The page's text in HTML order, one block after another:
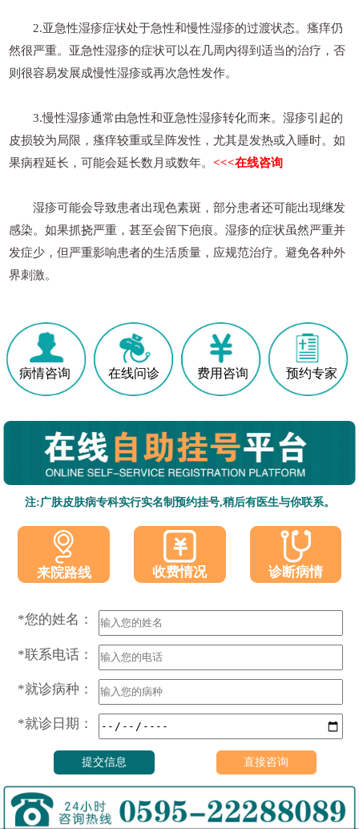
2.亚急性湿疹症状处于急性和慢性湿疹的过渡状态。瘙痒仍
然很严重。亚急性湿疹的症状可以在几周内得到适当的治疗，否
则很容易发展成慢性湿疹或再次急性发作。
3.慢性湿疹通常由急性和亚急性湿疹转化而来。湿疹引起的
皮损较为局限，瘙痒较重或呈阵发性，尤其是发热或入睡时。如
果病程延长，可能会延长数月或数年。<<<在线咨询
湿疹可能会导致患者出现色素斑，部分患者还可能出现继发
感染。如果抓挠严重，甚至会留下疤痕。湿疹的症状虽然严重并
发症少，但严重影响患者的生活质量，应规范治疗。避免各种外
界刺激。
病情咨询 在线问诊 费用咨询 预约专家
注:广肤皮肤病专科实行实名制预约挂号,稍后有医生与你联系。
来院路线 收费情况 诊断病情
*您的姓名：
*联系电话：
*就诊病种：
*就诊日期：